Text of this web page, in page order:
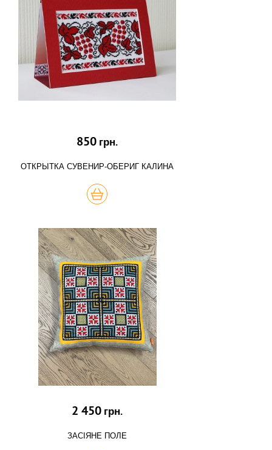
850 грн.
ОТКРЫТКА СУВЕНИР-ОБЕРИГ КАЛИНА
КУПИТЬ
2 450 грн.
ЗАСІЯНЕ ПОЛЕ